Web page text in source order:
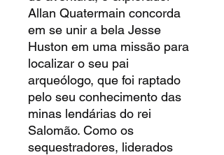
Allan Quatermain concorda
em se unir a bela Jesse
Huston em uma missão para
localizar o seu pai
arqueólogo, que foi raptado
pelo seu conhecimento das
minas lendárias do rei
Salomão. Como os
sequestradores, liderados